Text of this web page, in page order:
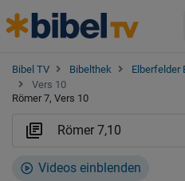
Bibel TV Bibelthek Elberfelder
Vers 10
Römer 7, Vers 10
Videos einblenden